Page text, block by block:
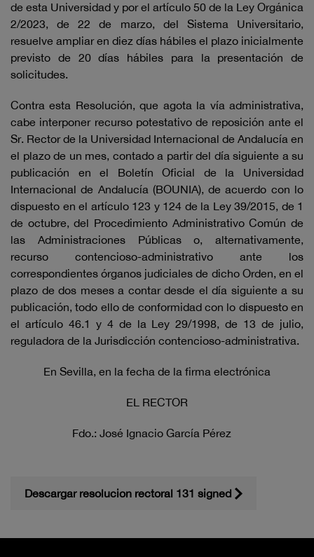
de esta Universidad y por el artículo 50 de la Ley Orgánica
2/2023, de 22 de marzo, del Sistema Universitario,
resuelve ampliar en diez días hábiles el plazo inicialmente
previsto de 20 días hábiles para la presentación de
solicitudes.
Contra esta Resolución, que agota la vía administrativa,
cabe interponer recurso potestativo de reposición ante el
Sr. Rector de la Universidad Internacional de Andalucía en
el plazo de un mes, contado a partir del día siguiente a su
publicación en el Boletín Oficial de la Universidad
Internacional de Andalucía (BOUNIA), de acuerdo con lo
dispuesto en el artículo 123 y 124 de la Ley 39/2015, de 1
de octubre, del Procedimiento Administrativo Común de
las Administraciones Públicas o, alternativamente,
recurso contencioso-administrativo ante los
correspondientes órganos judiciales de dicho Orden, en el
plazo de dos meses a contar desde el día siguiente a su
publicación, todo ello de conformidad con lo dispuesto en
el artículo 46.1 y 4 de la Ley 29/1998, de 13 de julio,
reguladora de la Jurisdicción contencioso-administrativa.
En Sevilla, en la fecha de la firma electrónica
EL RECTOR
Fdo.: José Ignacio García Pérez
Descargar resolucion rectoral 131 signed